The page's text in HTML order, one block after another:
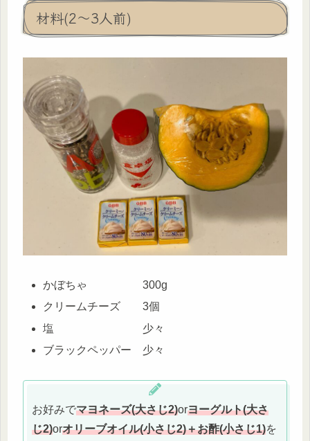
材料(2～3人前)
かぼちゃ 300g
クリームチーズ 3個
塩 少々
ブラックペッパー 少々
お好みでマヨネーズ(大さじ2)orヨーグルト(大さ
じ2)orオリーブオイル(小さじ2)＋お酢(小さじ1)を